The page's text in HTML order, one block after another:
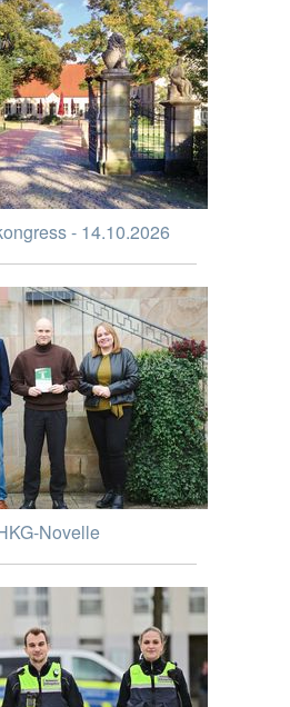
- 14.10.2026
Novelle